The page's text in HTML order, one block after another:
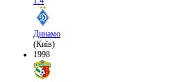
Динамо
(Київ)
1998